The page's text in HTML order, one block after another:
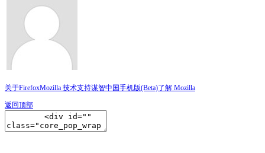
关于FirefoxMozilla 技术支持谋智中国手机版(Beta)了解 Mozilla
返回顶部